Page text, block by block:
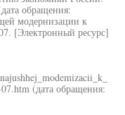
обращения:
модернизации к
[Электронный ресурс]
(дата обращения: